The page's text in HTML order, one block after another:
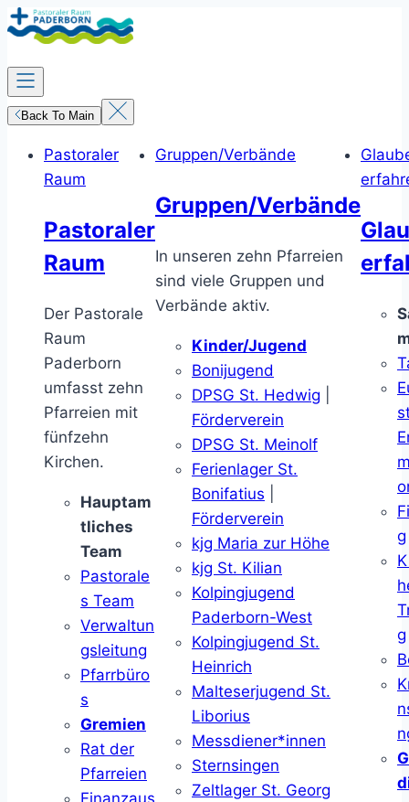
Zum
Inhalt
springen
Back To Main
Pastoraler
Raum
Pastoraler
Raum
Der Pastorale
Raum
Paderborn
umfasst zehn
Pfarreien mit
fünfzehn
Kirchen.
Hauptam
tliches
Team
Pastorale
s Team
Verwaltun
gsleitung
Pfarrbüro
s
Gremien
Rat der
Pfarreien
Finanzaus
Gruppen/Verbände
Gruppen/Verbände
In unseren zehn Pfarreien
sind viele Gruppen und
Verbände aktiv.
Kinder/Jugend
Bonijugend
DPSG St. Hedwig
Förderverein
DPSG St. Meinolf
Ferienlager St.
Bonifatius
Förderverein
kjg Maria zur Höhe
kjg St. Kilian
Kolpingjugend
Paderborn-West
Kolpingjugend St.
Heinrich
Malteserjugend St.
Liborius
Messdiener*innen
Sternsingen
Zeltlager St. Georg
g
g